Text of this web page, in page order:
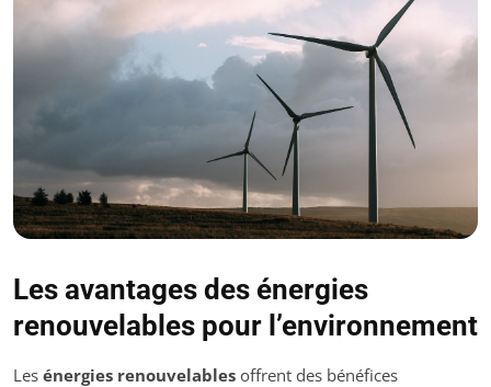
Les avantages des énergies
renouvelables pour l’environnement
Les énergies renouvelables offrent des bénéfices